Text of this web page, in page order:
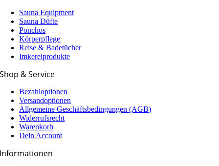
Sauna Equipment
Sauna Düfte
Ponchos
Körperpflege
Reise & Badetücher
Imkereiprodukte
Shop & Service
Bezahloptionen
Versandoptionen
Allgemeine Geschäfts­­­bedingungen (AGB)
Widerrufsrecht
Warenkorb
Dein Account
Informationen